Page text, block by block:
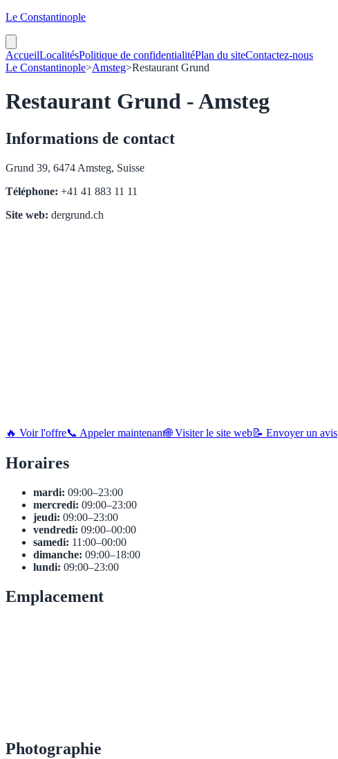
Le Constantinople
AccueilLocalitésPolitique de confidentialitéPlan du siteContactez-nous
Le Constantinople>Amsteg>Restaurant Grund
Restaurant Grund - Amsteg
Informations de contact
Grund 39, 6474 Amsteg, Suisse
Téléphone: +41 41 883 11 11
Site web: dergrund.ch
🔥 Voir l'offre📞 Appeler maintenant🌐 Visiter le site web📝 Envoyer un avis
Horaires
mardi: 09:00–23:00
mercredi: 09:00–23:00
jeudi: 09:00–23:00
vendredi: 09:00–00:00
samedi: 11:00–00:00
dimanche: 09:00–18:00
lundi: 09:00–23:00
Emplacement
Photographie